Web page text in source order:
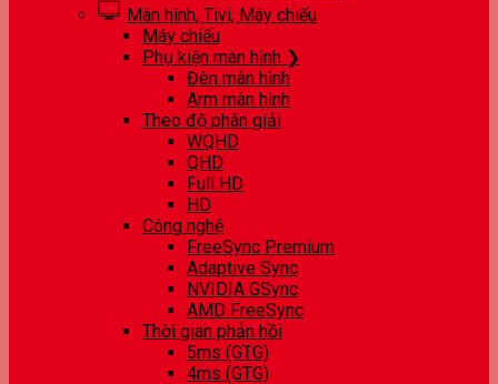
Màn hình, Tivi, Máy chiếu
Máy chiếu
Phụ kiện màn hình ❯
Đèn màn hình
Arm màn hình
Theo độ phân giải
WQHD
QHD
Full HD
HD
Công nghệ
FreeSync Premium
Adaptive Sync
NVIDIA GSync
AMD FreeSync
Thời gian phản hồi
5ms (GTG)
4ms (GTG)